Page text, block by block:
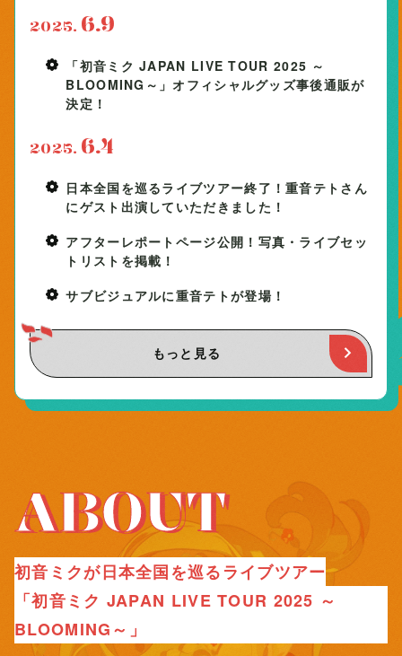
2025. 6.9
「初音ミク JAPAN LIVE TOUR 2025 ～
BLOOMING～」オフィシャルグッズ事後通販が
決定！
2025. 6.4
日本全国を巡るライブツアー終了！重音テトさん
にゲスト出演していただきました！
アフターレポートページ公開！写真・ライブセッ
トリストを掲載！
サブビジュアルに重音テトが登場！
もっと見る
ABOUT
初音ミクが日本全国を巡るライブツアー
「初音ミク JAPAN LIVE TOUR 2025 ～
BLOOMING～」